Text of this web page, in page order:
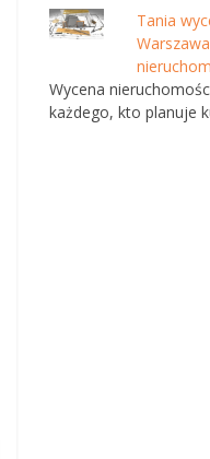
Tania
Wycena
każdego, kto planuje